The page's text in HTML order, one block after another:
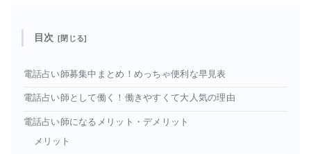
目次
電話占い師募集中まとめ！めっちゃ便利な早見表
電話占い師として働く！働きやすくて大人気の理由
電話占い師になるメリット・デメリット
メリット